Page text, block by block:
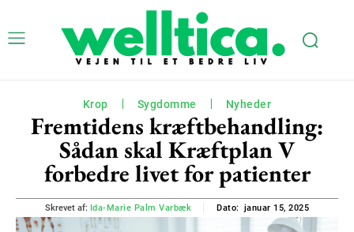
Krop Sygdomme Nyheder
Fremtidens kræftbehandling:
Sådan skal Kræftplan V
forbedre livet for patienter
Skrevet af: Ida-Marie Palm Varbæk Dato: januar 15, 2025